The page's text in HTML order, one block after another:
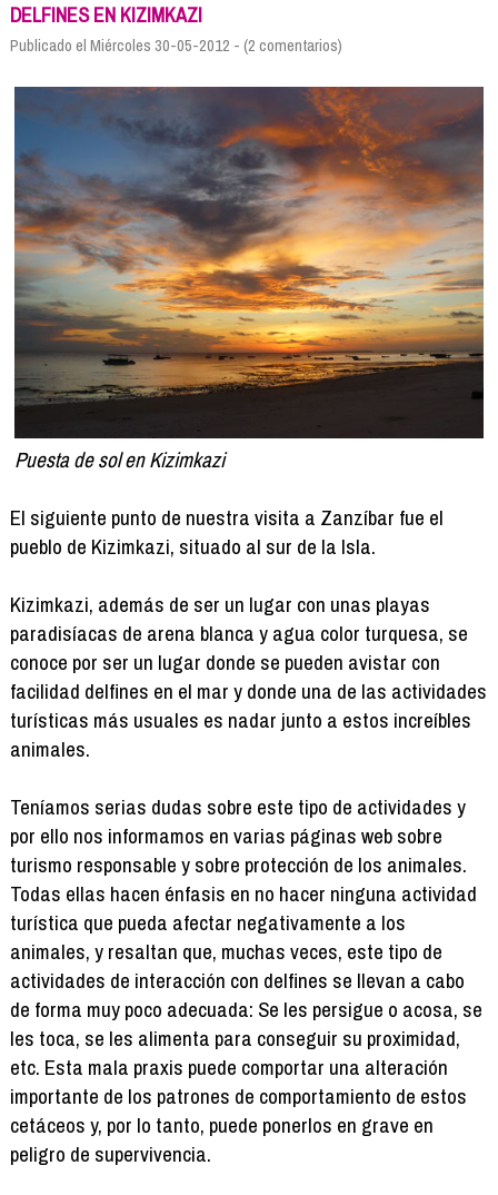
Info viajeros
DELFINES EN KIZIMKAZI
Publicado el Miércoles 30-05-2012 - (2 comentarios)
Puesta de sol en Kizimkazi
El siguiente punto de nuestra visita a Zanzíbar fue el
pueblo de Kizimkazi, situado al sur de la Isla.
Kizimkazi, además de ser un lugar con unas playas
paradisíacas de arena blanca y agua color turquesa, se
conoce por ser un lugar donde se pueden avistar con
facilidad delfines en el mar y donde una de las actividades
turísticas más usuales es nadar junto a estos increíbles
animales.
Teníamos serias dudas sobre este tipo de actividades y
por ello nos informamos en varias páginas web sobre
turismo responsable y sobre protección de los animales.
Todas ellas hacen énfasis en no hacer ninguna actividad
turística que pueda afectar negativamente a los
animales, y resaltan que, muchas veces, este tipo de
actividades de interacción con delfines se llevan a cabo
de forma muy poco adecuada: Se les persigue o acosa, se
les toca, se les alimenta para conseguir su proximidad,
etc. Esta mala praxis puede comportar una alteración
importante de los patrones de comportamiento de estos
cetáceos y, por lo tanto, puede ponerlos en grave en
peligro de supervivencia.